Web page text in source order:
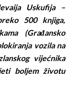
Uskufija –
500 knjiga,
(Građansko
vozila na
vijećnika
boljem životu